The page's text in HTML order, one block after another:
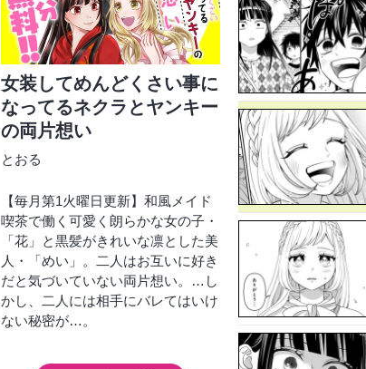
女装してめんどくさい事に
なってるネクラとヤンキー
の両片想い
とおる
【毎月第1火曜日更新】和風メイド
喫茶で働く可愛く朗らかな女の子・
「花」と黒髪がきれいな凛とした美
人・「めい」。二人はお互いに好き
だと気づいていない両片想い。…し
かし、二人には相手にバレてはいけ
ない秘密が…。